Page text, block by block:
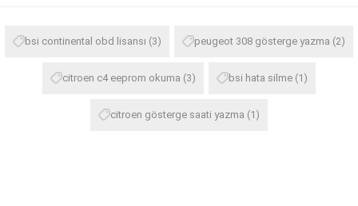
bsi continental obd lisansı (3) peugeot 308 gösterge yazma (2)
citroen c4 eeprom okuma (3) bsi hata silme (1)
citroen gösterge saati yazma (1)